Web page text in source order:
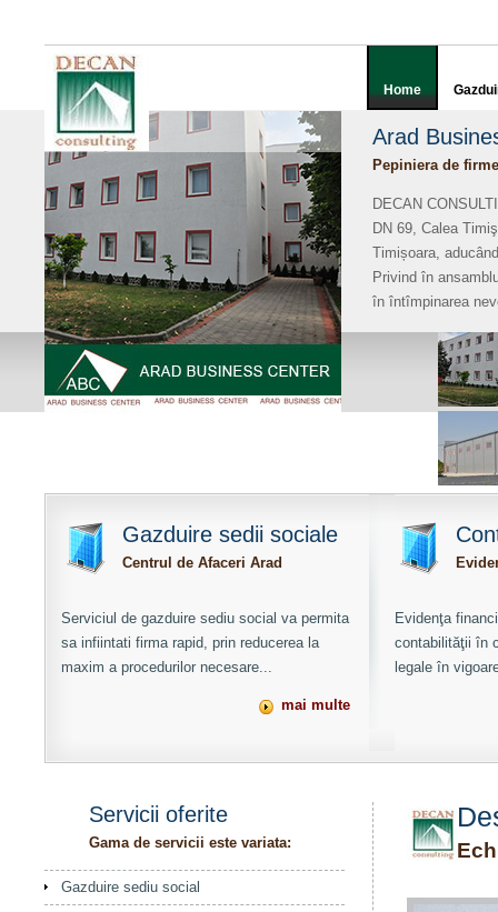
Home
Arad
Pepiniera de
DECAN
DN 69, Calea
Timișoara,
Privind în
în întîmpinarea
Gazduire sedii sociale
Centrul de Afaceri Arad
Serviciul de gazduire sediu social va permita
sa infiintati firma rapid, prin reducerea la
maxim a procedurilor necesare...
mai multe
Evidenţa
contabilităţii în
legale în
Servicii oferite
Gama de servicii este variata:
Gazduire sediu social